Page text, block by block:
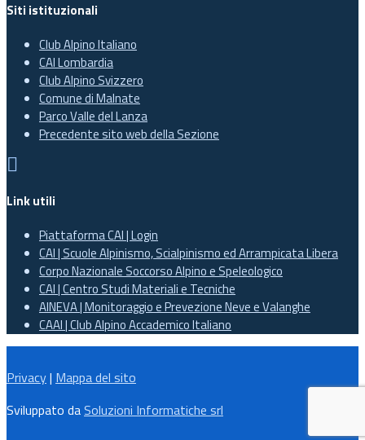
Siti istituzionali
Club Alpino Italiano
CAI Lombardia
Club Alpino Svizzero
Comune di Malnate
Parco Valle del Lanza
Precedente sito web della Sezione

Link utili
Piattaforma CAI | Login
CAI | Scuole Alpinismo, Scialpinismo ed Arrampicata Libera
Corpo Nazionale Soccorso Alpino e Speleologico
CAI | Centro Studi Materiali e Tecniche
AINEVA | Monitoraggio e Prevezione Neve e Valanghe
CAAI | Club Alpino Accademico Italiano
Privacy| Mappa del sito
Sviluppato daSoluzioni Informatiche srl